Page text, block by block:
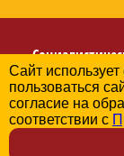
Политика в
Сайт
пользоваться
согласие на
соответствии с